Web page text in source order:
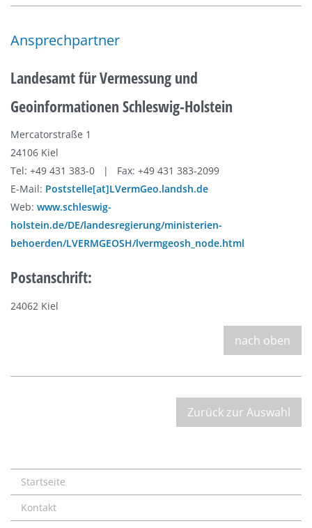
Ansprechpartner
Landesamt für Vermessung und
Geoinformationen Schleswig-Holstein
Mercatorstraße 1
24106 Kiel
Tel: +49 431 383-0 | Fax: +49 431 383-2099
E-Mail: Poststelle[at]LVermGeo.landsh.de
Web: www.schleswig-
holstein.de/DE/landesregierung/ministerien-
behoerden/LVERMGEOSH/lvermgeosh_node.html
Postanschrift:
24062 Kiel
nach oben
Zurück zur Auswahl
Startseite
Kontakt